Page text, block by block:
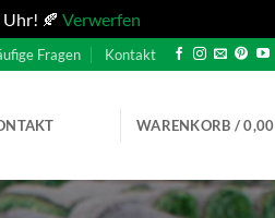
🍂 Verwerfen
Fragen Kontakt
WARENKORB /0,00